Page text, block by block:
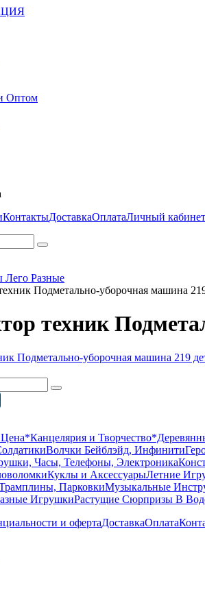
КонтактыДоставкаОплатаЛичный кабинет
Лего Разные
Подметально-уборочная машина
техник
*Канцелярия и Творчество
Волчки Бейблэйд, Инфинити
Часы, Телефоны, Электроника
Куклы и АксессуарыЛетние
ПарковкиМузыкальные
ИгрушкиРастущие Сюрпризы В
и офертаДоставкаОплата